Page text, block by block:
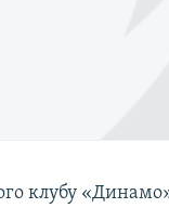
клубу